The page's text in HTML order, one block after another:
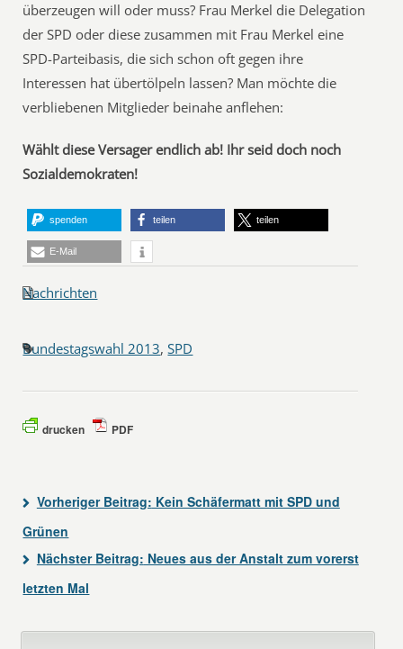
überzeugen will oder muss? Frau Merkel die Delegation
der SPD oder diese zusammen mit Frau Merkel eine
SPD-Parteibasis, die sich schon oft gegen ihre
Interessen hat übertölpeln lassen? Man möchte die
verbliebenen Mitglieder beinahe anflehen:
Wählt diese Versager endlich ab! Ihr seid doch noch
Sozialdemokraten!
spenden teilen teilen
E-Mail
Nachrichten
Bundestagswahl 2013,SPD
drucken PDF
Vorheriger Beitrag: Kein Schäfermatt mit SPD und
Grünen
Nächster Beitrag: Neues aus der Anstalt zum vorerst
letzten Mal